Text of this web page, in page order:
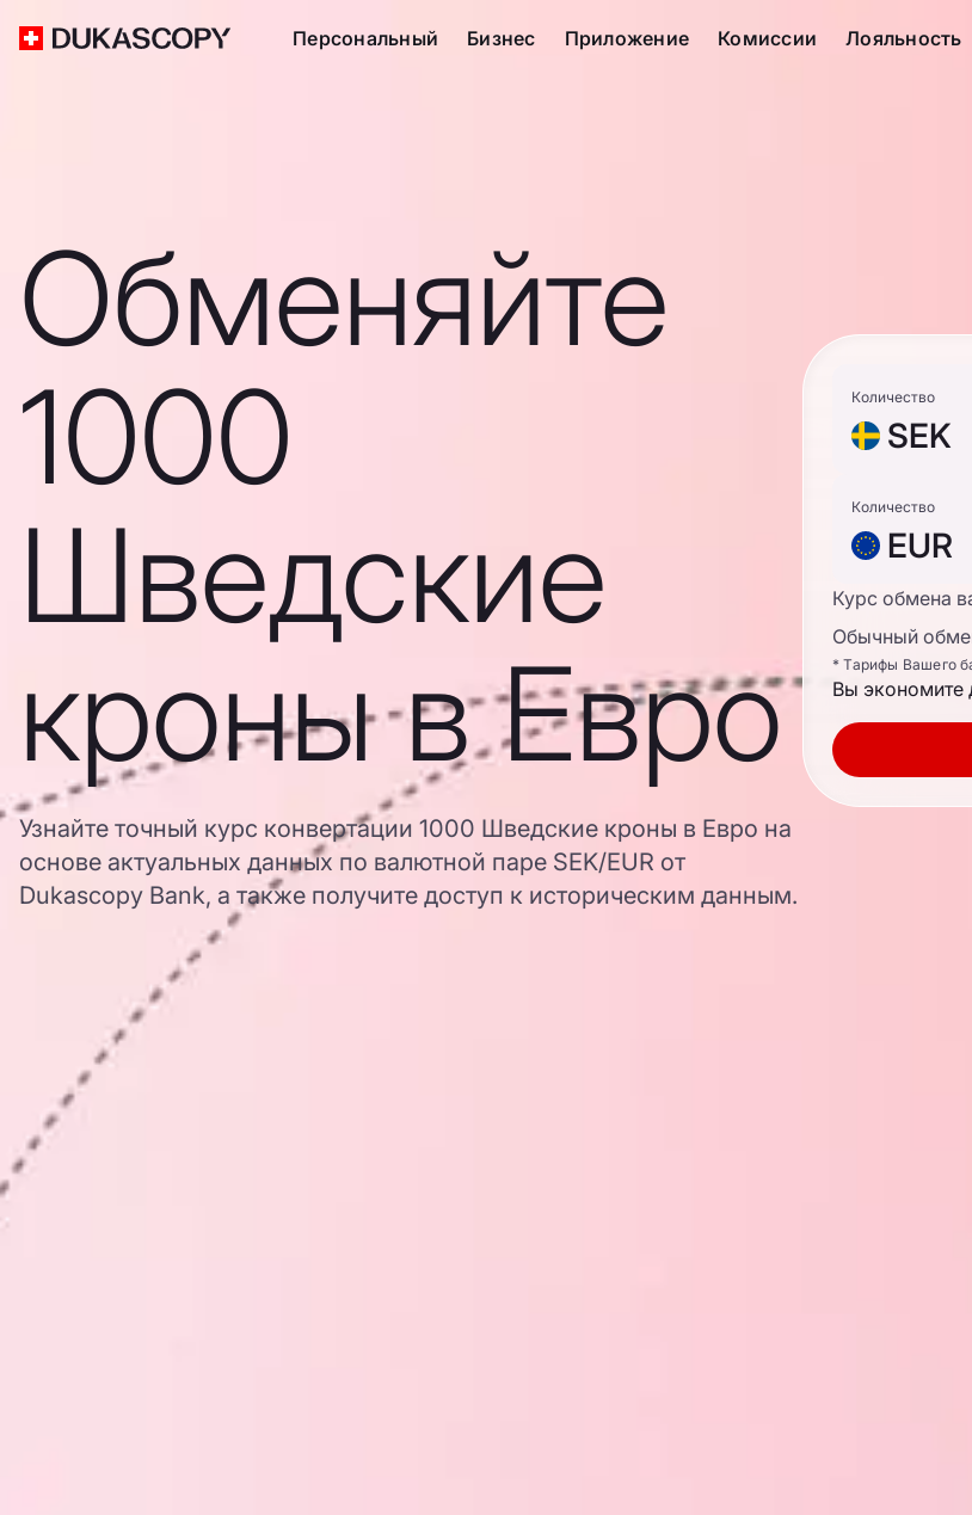
Персональный Бизнес Приложение Комиссии Лояльность
Обменяйте
1000
Шведские
кроны в Евро
Узнайте точный курс конвертации 1000 Шведские кроны в Евро на
основе актуальных данных по валютной паре SEK/EUR от
Dukascopy Bank, а также получите доступ к историческим данным.
Количество
SEK
Количество
EUR
Курс обмена
Обычный
* Тарифы Вашего
Вы экономите